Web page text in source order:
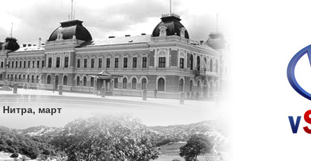
Нитра, март